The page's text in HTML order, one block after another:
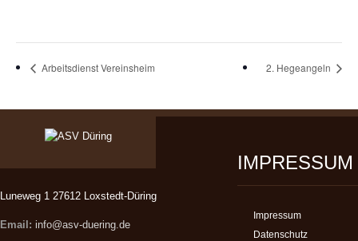
Arbeitsdienst Vereinsheim 2. Hegeangeln
Luneweg 1 27612 Loxstedt-Düring
Email: info@asv-duering.de
IMPRESSUM
Impressum
Datenschutz